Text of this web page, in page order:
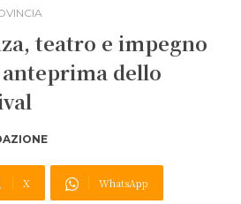
teatro e impegno
dello
X WhatsApp